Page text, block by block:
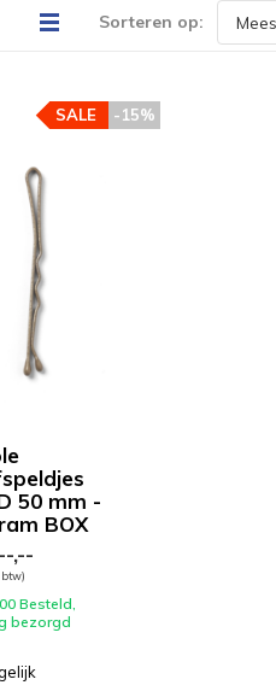
Sorteren op:
50 mm -
BOX
-15%
SALE
,--
Besteld,
bezorgd